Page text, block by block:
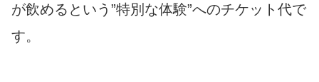
が飲めるという”特別な体験”へのチケット代で
す。